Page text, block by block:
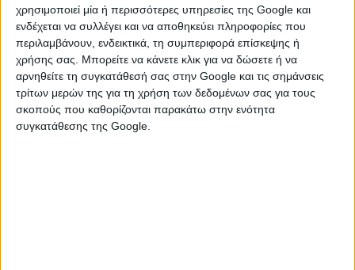
χρησιμοποιεί μία ή περισσότερες υπηρεσίες της Google και
ενδέχεται να συλλέγει και να αποθηκεύει πληροφορίες που
περιλαμβάνουν, ενδεικτικά, τη συμπεριφορά επίσκεψης ή
χρήσης σας. Μπορείτε να κάνετε κλικ για να δώσετε ή να
αρνηθείτε τη συγκατάθεσή σας στην Google και τις σημάνσεις
τρίτων μερών της για τη χρήση των δεδομένων σας για τους
σκοπούς που καθορίζονται παρακάτω στην ενότητα
συγκατάθεσης της Google.
και τα ημιορεινά αυτών των περιοχών της Αττικής.
Στην τρίτη φάση προς το μεσημέρι τα φαινόμενα θα
πάνε σε Κυκλάδες, Κρήτη και Δωδεκάνησα όπου θα
δούμε χιόνια και προς το απόγευμα του Σαββάτου η
κακοκαιρία θα υποχωρήσει.Την Κυριακή 29/12
προοδευτικά ο καιρός θα παρουσιάσει βελτίωση, με
τα φαινόμενα να περιορίζονται στην Κρήτη και στα